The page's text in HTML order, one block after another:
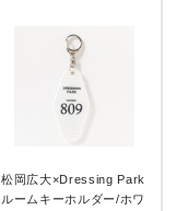
松岡広大×Dressing Park
ルームキーホルダー/ホワ